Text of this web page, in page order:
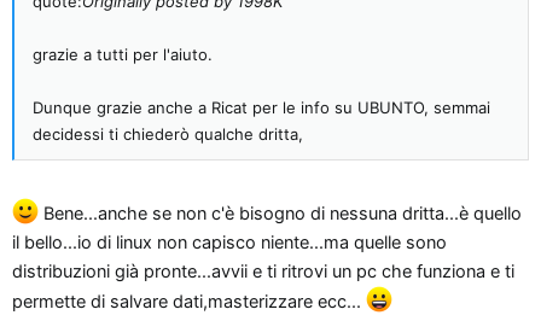
grazie a tutti per l'aiuto.
Dunque grazie anche a Ricat per le info su UBUNTO, semmai
decidessi ti chiederò qualche dritta,
Bene...anche se non c'è bisogno di nessuna dritta...è quello
il bello...io di linux non capisco niente...ma quelle sono
distribuzioni già pronte...avvii e ti ritrovi un pc che funziona e ti
permette di salvare dati,masterizzare ecc...